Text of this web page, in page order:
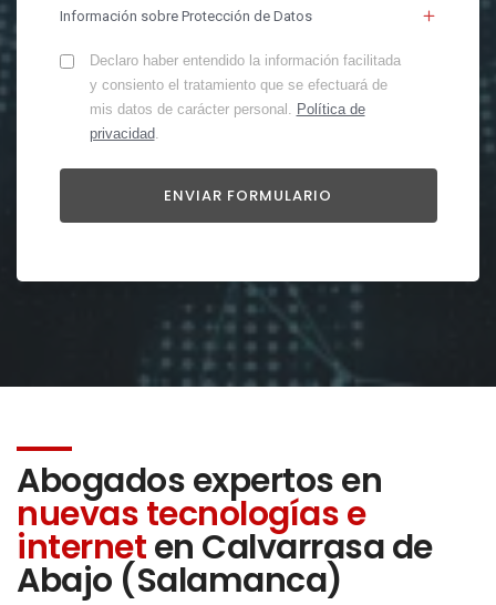
Información sobre Protección de Datos
Declaro haber entendido la información facilitada
y consiento el tratamiento que se efectuará de
mis datos de carácter personal. Política de
privacidad.
Abogados expertos en
nuevas tecnologías e
interneten Calvarrasa de
Abajo (Salamanca)